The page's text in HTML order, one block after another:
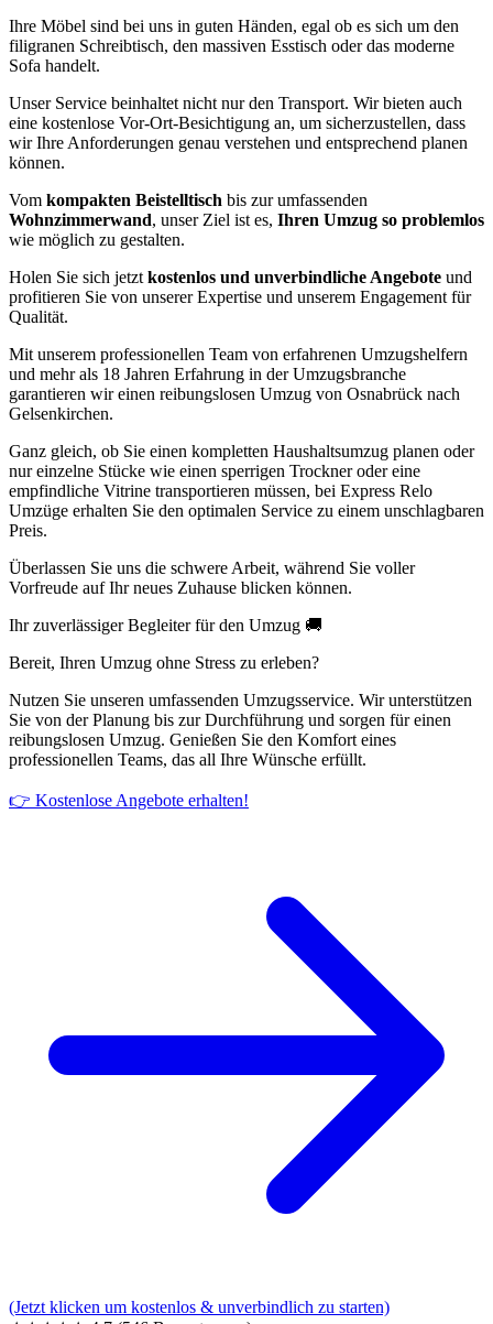
Ihre Möbel sind bei uns in guten Händen, egal ob es sich um den
filigranen Schreibtisch, den massiven Esstisch oder das moderne
Sofa handelt.
Unser Service beinhaltet nicht nur den Transport. Wir bieten auch
eine kostenlose Vor-Ort-Besichtigung an, um sicherzustellen, dass
wir Ihre Anforderungen genau verstehen und entsprechend planen
können.
Vom kompakten Beistelltisch bis zur umfassenden
Wohnzimmerwand, unser Ziel ist es, Ihren Umzug so problemlos
wie möglich zu gestalten.
Holen Sie sich jetzt kostenlos und unverbindliche Angebote und
profitieren Sie von unserer Expertise und unserem Engagement für
Qualität.
Mit unserem professionellen Team von erfahrenen Umzugshelfern
und mehr als 18 Jahren Erfahrung in der Umzugsbranche
garantieren wir einen reibungslosen Umzug von Osnabrück nach
Gelsenkirchen.
Ganz gleich, ob Sie einen kompletten Haushaltsumzug planen oder
nur einzelne Stücke wie einen sperrigen Trockner oder eine
empfindliche Vitrine transportieren müssen, bei Express Relo
Umzüge erhalten Sie den optimalen Service zu einem unschlagbaren
Preis.
Überlassen Sie uns die schwere Arbeit, während Sie voller
Vorfreude auf Ihr neues Zuhause blicken können.
Ihr zuverlässiger Begleiter für den Umzug 🚚
Bereit, Ihren Umzug ohne Stress zu erleben?
Nutzen Sie unseren umfassenden Umzugsservice. Wir unterstützen
Sie von der Planung bis zur Durchführung und sorgen für einen
reibungslosen Umzug. Genießen Sie den Komfort eines
professionellen Teams, das all Ihre Wünsche erfüllt.
👉 Kostenlose Angebote erhalten!
(Jetzt klicken um kostenlos & unverbindlich zu starten)